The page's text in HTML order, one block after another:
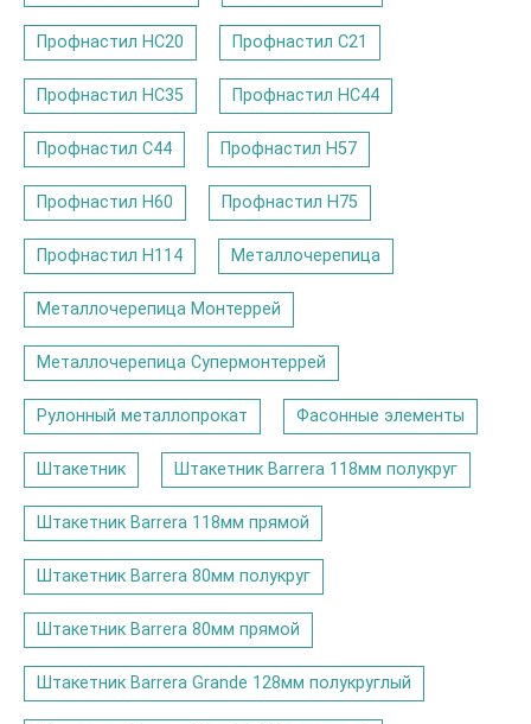
Профнастил НС20 Профнастил С21
Профнастил НС35 Профнастил НС44
Профнастил С44 Профнастил Н57
Профнастил Н60 Профнастил Н75
Профнастил Н114 Металлочерепица
Металлочерепица Монтеррей
Металлочерепица Супермонтеррей
Рулонный металлопрокат Фасонные элементы
Штакетник Штакетник Barrera 118мм полукруг
Штакетник Barrera 118мм прямой
Штакетник Barrera 80мм полукруг
Штакетник Barrera 80мм прямой
Штакетник Barrera Grande 128мм полукруглый